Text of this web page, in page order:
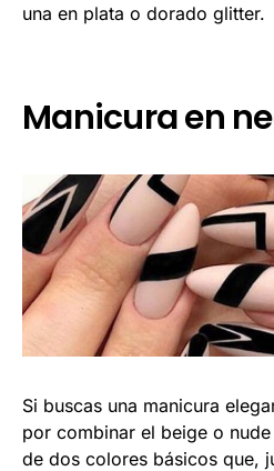
una en plata o dorado glitter.
Manicura en
Si buscas una manicura
por combinar el beige o
de dos colores básicos que,